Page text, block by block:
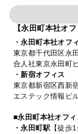
【永田町本社オ
・永田町本社オフ
東京都千代田区永
合人社東京永田町
・新宿オフィス
東京都新宿区西新
エステック情報ビ
■永田町本社オフィ
・永田町駅 【徒歩